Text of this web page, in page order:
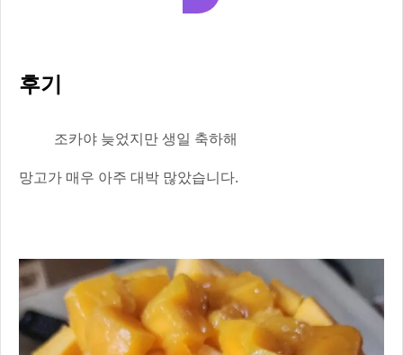
후기
조카야 늦었지만 생일 축하해
망고가 매우 아주 대박 많았습니다.